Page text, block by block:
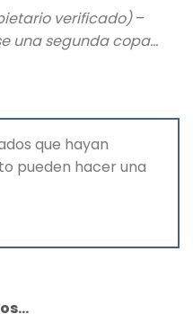
verificado) –
una segunda copa…
que hayan
pueden hacer una